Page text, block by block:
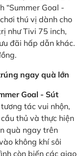
“Summer Goal -
thú vị dành cho
như Tivi 75 inch,
đãi hấp dẫn khác.
ngay quà lớn
Goal - Sút
tác vui nhộn,
thủ và thực hiện
quà ngay trên
không khí sôi
còn biến các giao